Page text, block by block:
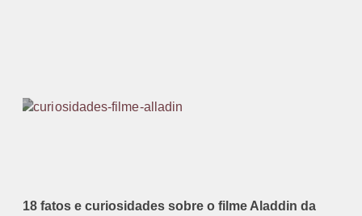
18 fatos e curiosidades sobre o filme Aladdin da